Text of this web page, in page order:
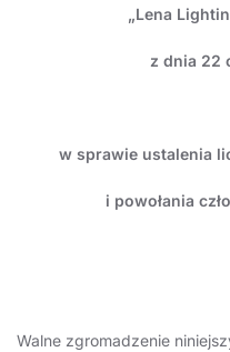
„Lena
z dnia 22
w sprawie ustalenia
i powołania
Walne zgromadzenie